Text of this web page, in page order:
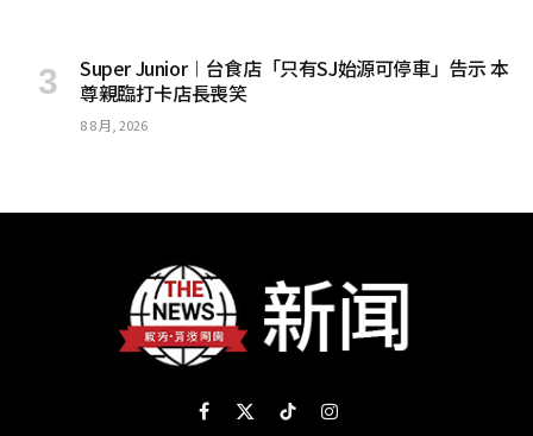
Super Junior︱台食店「只有SJ始源可停車」告示 本
尊親臨打卡店長喪笑
8 8 月, 2026
Facebook
X
TikTokInstagram